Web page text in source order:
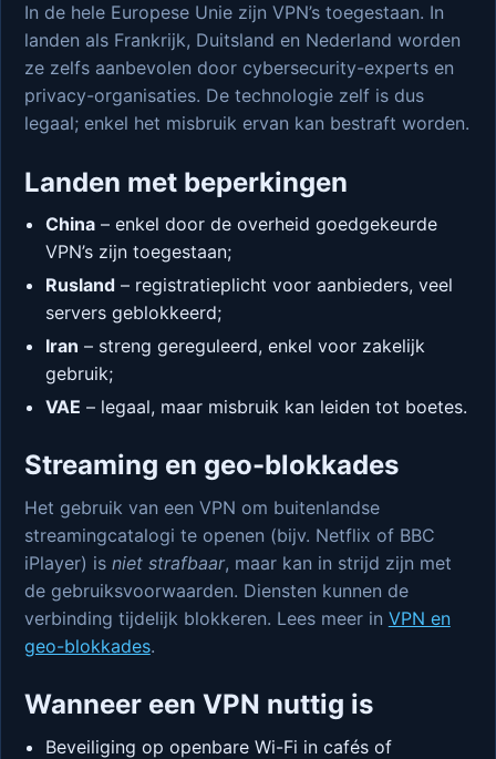
In de hele Europese Unie zijn VPN’s toegestaan. In
landen als Frankrijk, Duitsland en Nederland worden
ze zelfs aanbevolen door cybersecurity-experts en
privacy-organisaties. De technologie zelf is dus
legaal; enkel het misbruik ervan kan bestraft worden.
Landen met beperkingen
China– enkel door de overheid goedgekeurde
VPN’s zijn toegestaan;
Rusland– registratieplicht voor aanbieders, veel
servers geblokkeerd;
Iran – streng gereguleerd, enkel voor zakelijk
gebruik;
VAE – legaal, maar misbruik kan leiden tot boetes.
Streaming en geo-blokkades
Het gebruik van een VPN om buitenlandse
streamingcatalogi te openen (bijv. Netflix of BBC
iPlayer) is niet strafbaar, maar kan in strijd zijn met
de gebruiksvoorwaarden. Diensten kunnen de
verbinding tijdelijk blokkeren. Lees meer in VPN en
geo-blokkades.
Wanneer een VPN nuttig is
Beveiliging op openbare Wi-Fi in cafés of